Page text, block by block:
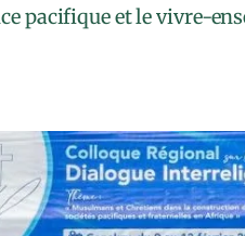
pacifique et le vivre-